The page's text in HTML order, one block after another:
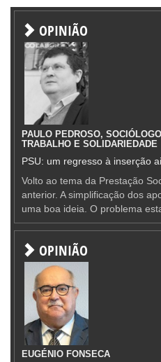
OPINIÃO
PAULO PEDROSO,
TRABALHO E SOLIDARIEDADE
PSU: um regresso à inserção
Volto ao tema da Prestação
anterior. A simplificação dos
uma boa ideia. O problema
OPINIÃO
EUGÉNIO FONSECA